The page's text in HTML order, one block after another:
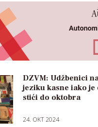
DZVM: Udžbenici
jeziku kasne iako je
stići do oktobra
24. OKT 2024